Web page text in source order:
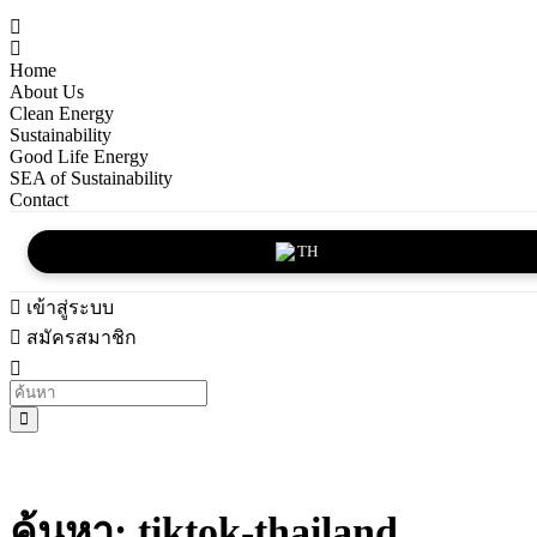
Home
About Us
Clean Energy
Sustainability
Good Life Energy
SEA of Sustainability
Contact
TH
เข้าสู่ระบบ
สมัครสมาชิก